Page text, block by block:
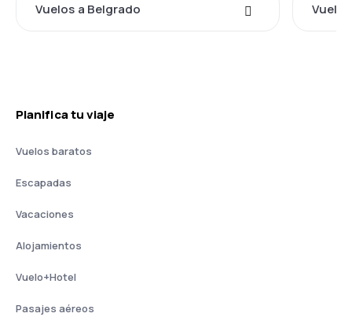
Vuelos a Belgrado
Planifica tu viaje
Vuelos baratos
Escapadas
Vacaciones
Alojamientos
Vuelo+Hotel
Pasajes aéreos